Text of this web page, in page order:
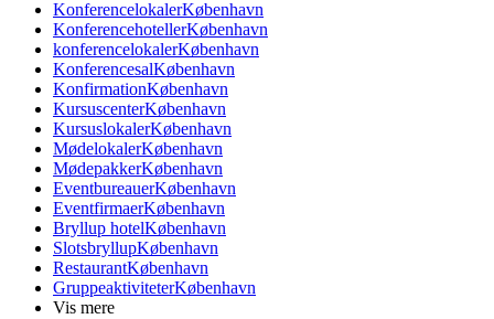
KonferencelokalerKøbenhavn
KonferencehotellerKøbenhavn
konferencelokalerKøbenhavn
KonferencesalKøbenhavn
KonfirmationKøbenhavn
KursuscenterKøbenhavn
KursuslokalerKøbenhavn
MødelokalerKøbenhavn
MødepakkerKøbenhavn
EventbureauerKøbenhavn
EventfirmaerKøbenhavn
Bryllup hotelKøbenhavn
SlotsbryllupKøbenhavn
RestaurantKøbenhavn
GruppeaktiviteterKøbenhavn
Vis mere